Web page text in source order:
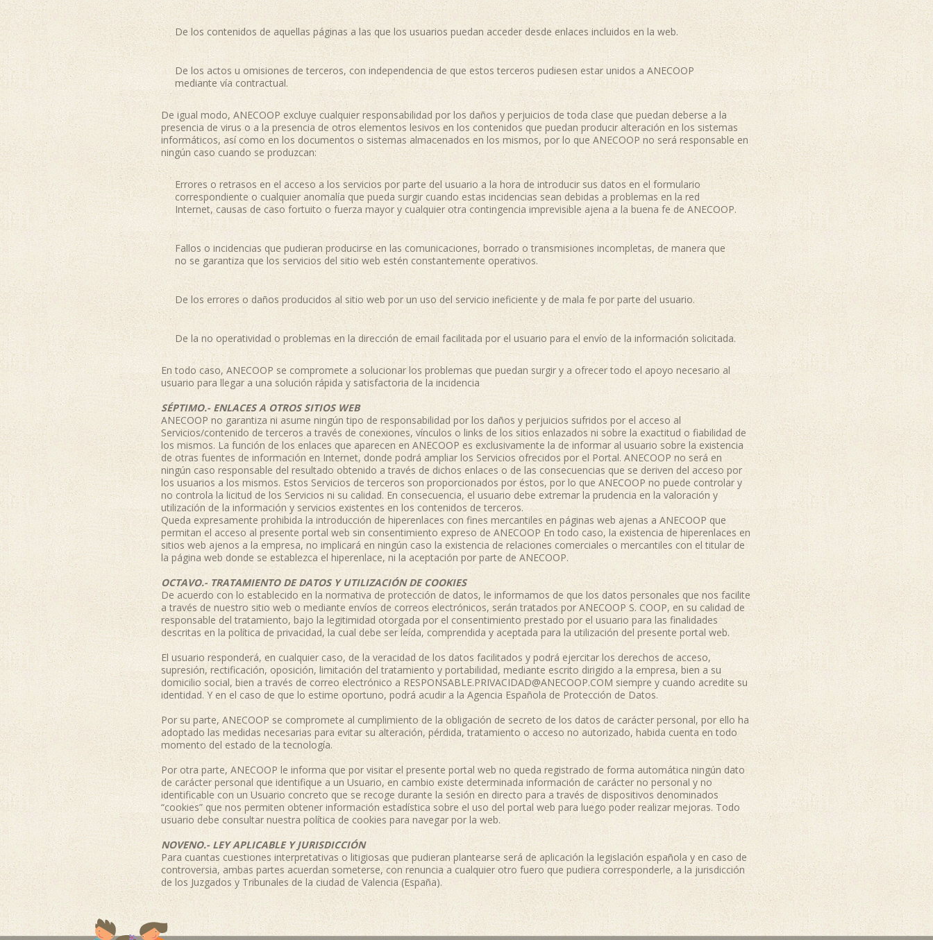
De los contenidos de aquellas páginas a las que los usuarios puedan acceder desde enlaces incluidos en la web.
De los actos u omisiones de terceros, con independencia de que estos terceros pudiesen estar unidos a ANECOOP
mediante vía contractual.
De igual modo, ANECOOP excluye cualquier responsabilidad por los daños y perjuicios de toda clase que puedan deberse a la
presencia de virus o a la presencia de otros elementos lesivos en los contenidos que puedan producir alteración en los sistemas
informáticos, así como en los documentos o sistemas almacenados en los mismos, por lo que ANECOOP no será responsable en
ningún caso cuando se produzcan:
Errores o retrasos en el acceso a los servicios por parte del usuario a la hora de introducir sus datos en el formulario
correspondiente o cualquier anomalía que pueda surgir cuando estas incidencias sean debidas a problemas en la red
Internet, causas de caso fortuito o fuerza mayor y cualquier otra contingencia imprevisible ajena a la buena fe de ANECOOP.
Fallos o incidencias que pudieran producirse en las comunicaciones, borrado o transmisiones incompletas, de manera que
no se garantiza que los servicios del sitio web estén constantemente operativos.
De los errores o daños producidos al sitio web por un uso del servicio ineficiente y de mala fe por parte del usuario.
De la no operatividad o problemas en la dirección de email facilitada por el usuario para el envío de la información solicitada.
En todo caso, ANECOOP se compromete a solucionar los problemas que puedan surgir y a ofrecer todo el apoyo necesario al
usuario para llegar a una solución rápida y satisfactoria de la incidencia
SÉPTIMO.- ENLACES A OTROS SITIOS WEB
ANECOOP no garantiza ni asume ningún tipo de responsabilidad por los daños y perjuicios sufridos por el acceso al
Servicios/contenido de terceros a través de conexiones, vínculos o links de los sitios enlazados ni sobre la exactitud o fiabilidad de
los mismos. La función de los enlaces que aparecen en ANECOOP es exclusivamente la de informar al usuario sobre la existencia
de otras fuentes de información en Internet, donde podrá ampliar los Servicios ofrecidos por el Portal. ANECOOP no será en
ningún caso responsable del resultado obtenido a través de dichos enlaces o de las consecuencias que se deriven del acceso por
los usuarios a los mismos. Estos Servicios de terceros son proporcionados por éstos, por lo que ANECOOP no puede controlar y
no controla la licitud de los Servicios ni su calidad. En consecuencia, el usuario debe extremar la prudencia en la valoración y
utilización de la información y servicios existentes en los contenidos de terceros.
Queda expresamente prohibida la introducción de hiperenlaces con fines mercantiles en páginas web ajenas a ANECOOP que
permitan el acceso al presente portal web sin consentimiento expreso de ANECOOP En todo caso, la existencia de hiperenlaces en
sitios web ajenos a la empresa, no implicará en ningún caso la existencia de relaciones comerciales o mercantiles con el titular de
la página web donde se establezca el hiperenlace, ni la aceptación por parte de ANECOOP.
OCTAVO.- TRATAMIENTO DE DATOS Y UTILIZACIÓN DE COOKIES
De acuerdo con lo establecido en la normativa de protección de datos, le informamos de que los datos personales que nos facilite
a través de nuestro sitio web o mediante envíos de correos electrónicos, serán tratados por ANECOOP S. COOP, en su calidad de
responsable del tratamiento, bajo la legitimidad otorgada por el consentimiento prestado por el usuario para las finalidades
descritas en la política de privacidad, la cual debe ser leída, comprendida y aceptada para la utilización del presente portal web.
El usuario responderá, en cualquier caso, de la veracidad de los datos facilitados y podrá ejercitar los derechos de acceso,
supresión, rectificación, oposición, limitación del tratamiento y portabilidad, mediante escrito dirigido a la empresa, bien a su
domicilio social, bien a través de correo electrónico a RESPONSABLE.PRIVACIDAD@ANECOOP.COM siempre y cuando acredite su
identidad. Y en el caso de que lo estime oportuno, podrá acudir a la Agencia Española de Protección de Datos.
Por su parte, ANECOOP se compromete al cumplimiento de la obligación de secreto de los datos de carácter personal, por ello ha
adoptado las medidas necesarias para evitar su alteración, pérdida, tratamiento o acceso no autorizado, habida cuenta en todo
momento del estado de la tecnología.
Por otra parte, ANECOOP le informa que por visitar el presente portal web no queda registrado de forma automática ningún dato
de carácter personal que identifique a un Usuario, en cambio existe determinada información de carácter no personal y no
identificable con un Usuario concreto que se recoge durante la sesión en directo para a través de dispositivos denominados
“cookies” que nos permiten obtener información estadística sobre el uso del portal web para luego poder realizar mejoras. Todo
usuario debe consultar nuestra política de cookies para navegar por la web.
NOVENO.- LEY APLICABLE Y JURISDICCIÓN
Para cuantas cuestiones interpretativas o litigiosas que pudieran plantearse será de aplicación la legislación española y en caso de
controversia, ambas partes acuerdan someterse, con renuncia a cualquier otro fuero que pudiera corresponderle, a la jurisdicción
de los Juzgados y Tribunales de la ciudad de Valencia (España).